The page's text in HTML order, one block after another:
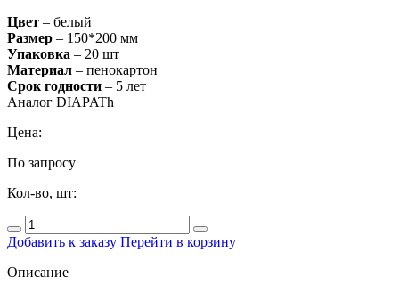
Цвет – белый
Размер – 150*200 мм
Упаковка – 20 шт
Материал – пенокартон
Срок годности – 5 лет
Аналог DIAPATh
Цена:
По запросу
Кол-во, шт:
Добавить к заказу Перейти в корзину
Описание